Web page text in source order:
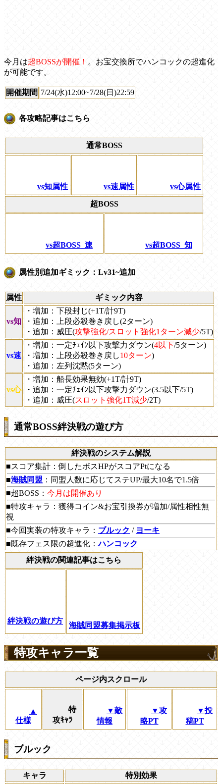
今月は超BOSSが開催！ 。お宝交換所でハンコックの超進化
が可能です。
開催期間 7/24(水)12:00~7/28(日)22:59
各攻略記事はこちら
通常BOSS
vs知属性 vs速属性 vs心属性
超BOSS
vs超BOSS_速 vs超BOSS_知
属性別追加ギミック：Lv31~追加
属性 ギミック内容
vs知
・増加：下段封じ(+1T/計9T)
・追加：上段必殺巻き戻し(2ターン)
・追加：威圧(攻撃強化/スロット強化1ターン減少/5T)
vs速
・増加：一定ﾁｪｲﾝ以下攻撃力ダウン(4以下/5ターン)
・増加：上段必殺巻き戻し10ターン)
・追加：左列沈黙(5ターン)
vs心
・増加：船長効果無効(+1T/計9T)
・追加：一定ﾁｪｲﾝ以下攻撃力ダウン(3.5以下/5T)
・追加：威圧(スロット強化1T減少/2T)
通常BOSS絆決戦の遊び方
絆決戦のシステム解説
■スコア集計：倒したボスHPがスコアPtになる
■海賊同盟 ：同盟人数に応じてステUP/最大10名で1.5倍
■超BOSS： 今月は開催あり
■特攻キャラ：獲得コイン&お宝引換券が増加/属性相性無
視
■今回実装の特攻キャラ： ブルック / ヨーキ
■既存フェス限の超進化：ハンコック
絆決戦の関連記事はこちら
絆決戦の遊び方
海賊同盟募集掲示板
特攻キャラ一覧
ページ内スクロール
▲
仕様
特
攻ｷｬﾗ
▼敵
情報
▼攻
略PT
▼投
稿PT
ブルック
キャラ 特別効果